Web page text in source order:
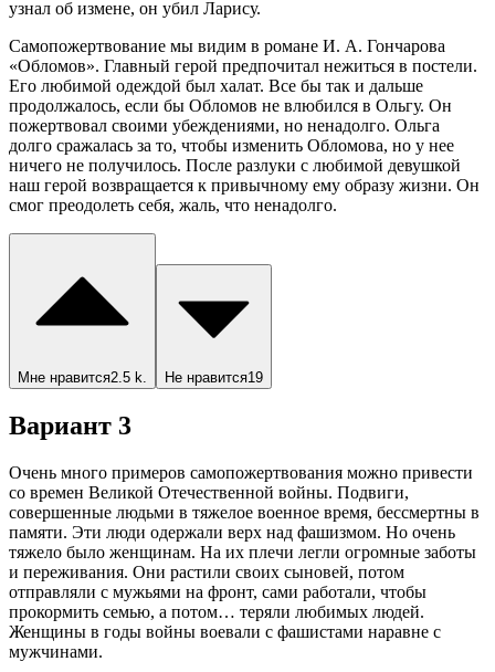
узнал об измене, он убил Ларису.
Самопожертвование мы видим в романе И. А. Гончарова
«Обломов». Главный герой предпочитал нежиться в постели.
Его любимой одеждой был халат. Все бы так и дальше
продолжалось, если бы Обломов не влюбился в Ольгу. Он
пожертвовал своими убеждениями, но ненадолго. Ольга
долго сражалась за то, чтобы изменить Обломова, но у нее
ничего не получилось. После разлуки с любимой девушкой
наш герой возвращается к привычному ему образу жизни. Он
смог преодолеть себя, жаль, что ненадолго.
Мне нравится2.5 k. Не нравится19
Вариант 3
Очень много примеров самопожертвования можно привести
со времен Великой Отечественной войны. Подвиги,
совершенные людьми в тяжелое военное время, бессмертны в
памяти. Эти люди одержали верх над фашизмом. Но очень
тяжело было женщинам. На их плечи легли огромные заботы
и переживания. Они растили своих сыновей, потом
отправляли с мужьями на фронт, сами работали, чтобы
прокормить семью, а потом… теряли любимых людей.
Женщины в годы войны воевали с фашистами наравне с
мужчинами.